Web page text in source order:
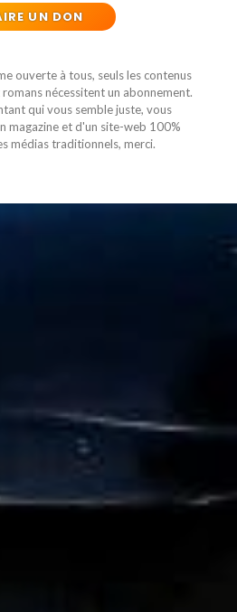
UN DON
ouverte à tous, seuls les contenus
nécessitent un abonnement.
qui vous semble juste, vous
magazine et d'un site-web 100%
médias traditionnels, merci.